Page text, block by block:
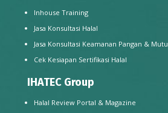
Inhouse Training
Jasa Konsultasi Halal
Jasa Konsultasi Keamanan Pangan & Mutu
Cek Kesiapan Sertifikasi Halal
IHATEC Group
Halal Review Portal & Magazine